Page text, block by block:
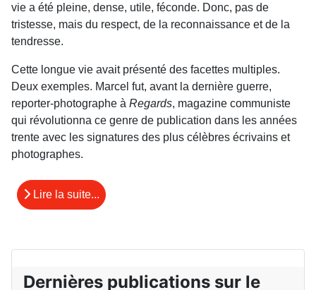
vie a été pleine, dense, utile, féconde. Donc, pas de
tristesse, mais du respect, de la reconnaissance et de la
tendresse.
Cette longue vie avait présenté des facettes multiples.
Deux exemples. Marcel fut, avant la dernière guerre,
reporter-photographe à Regards, magazine communiste
qui révolutionna ce genre de publication dans les années
trente avec les signatures des plus célèbres écrivains et
photographes.
Lire la suite...
Dernières publications sur le